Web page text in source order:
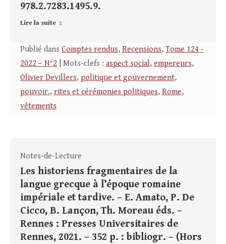
978.2.7283.1495.9.
Lire la suite
Publié dans Comptes rendus, Recensions, Tome 124 -
2022 – N°2 | Mots-clefs : aspect social, empereurs,
Olivier Devillers, politique et gouvernement,
pouvoir., rites et cérémonies politiques, Rome,
vêtements
Notes-de-Lecture
Les historiens fragmentaires de la
langue grecque à l’époque romaine
impériale et tardive. – E. Amato, P. De
Cicco, B. Lançon, Th. Moreau éds. –
Rennes : Presses Universitaires de
Rennes, 2021. – 352 p. : bibliogr. – (Hors